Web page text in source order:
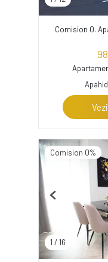
Comision 0.
Comision 0%
1 / 16
Previous